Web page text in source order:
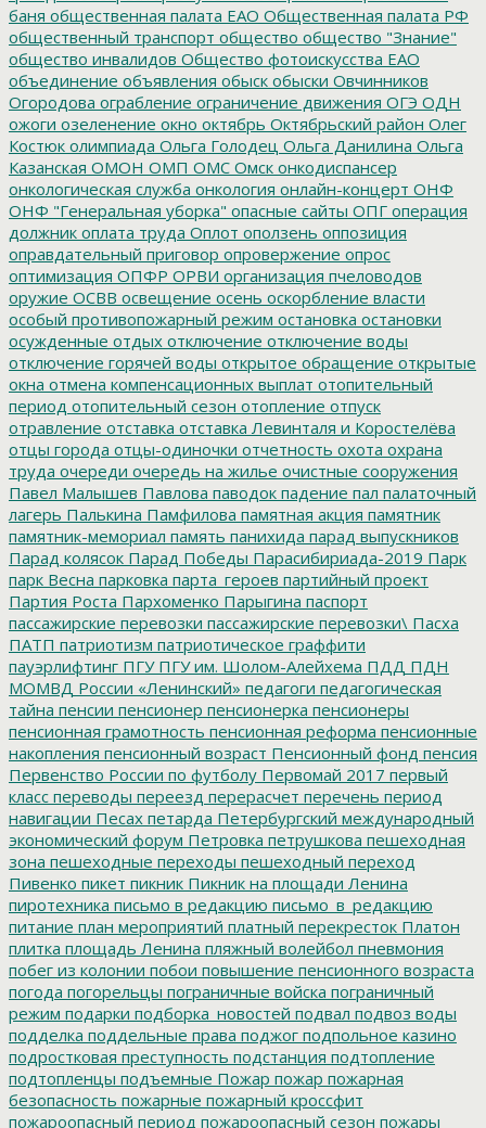
баня общественная палата ЕАО Общественная палата РФ
общественный транспорт общество общество "Знание"
общество инвалидов Общество фотоискусства ЕАО
объединение объявления обыск обыски Овчинников
Огородова ограбление ограничение движения ОГЭ ОДН
ожоги озеленение окно октябрь Октябрьский район Олег
Костюк олимпиада Ольга Голодец Ольга Данилина Ольга
Казанская ОМОН ОМП ОМС Омск онкодиспансер
онкологическая служба онкология онлайн-концерт ОНФ
ОНФ "Генеральная уборка" опасные сайты ОПГ операция
должник оплата труда Оплот оползень оппозиция
оправдательный приговор опровержение опрос
оптимизация ОПФР ОРВИ организация пчеловодов
оружие ОСВВ освещение осень оскорбление власти
особый противопожарный режим остановка остановки
осужденные отдых отключение отключение воды
отключение горячей воды открытое обращение открытые
окна отмена компенсационных выплат отопительный
период отопительный сезон отопление отпуск
отравление отставка отставка Левинталя и Коростелёва
отцы города отцы-одиночки отчетность охота охрана
труда очереди очередь на жилье очистные сооружения
Павел Малышев Павлова паводок падение пал палаточный
лагерь Палькина Памфилова памятная акция памятник
памятник-мемориал память панихида парад выпускников
Парад колясок Парад Победы Парасибириада-2019 Парк
парк Весна парковка парта_героев партийный проект
Партия Роста Пархоменко Парыгина паспорт
пассажирские перевозки пассажирские перевозки\ Пасха
ПАТП патриотизм патриотическое граффити
пауэрлифтинг ПГУПГУ им. Шолом-Алейхема ПДД ПДН
МОМВД России «Ленинский» педагоги педагогическая
тайна пенсии пенсионер пенсионерка пенсионеры
пенсионная грамотность пенсионная реформа пенсионные
накопления пенсионный возраст Пенсионный фонд пенсия
Первенство России по футболу Первомай 2017 первый
класс переводы переезд перерасчет перечень период
навигации Песах петарда Петербургский международный
экономический форум Петровка петрушкова пешеходная
зона пешеходные переходы пешеходный переход
Пивенко пикет пикник Пикник на площади Ленина
пиротехника письмо в редакцию письмо_в_редакцию
питание план мероприятий платный перекресток Платон
плитка площадь Ленина пляжный волейбол пневмония
побег из колонии побои повышение пенсионного возраста
погода погорельцы пограничные войска пограничный
режим подарки подборка_новостей подвал подвоз воды
подделка поддельные права поджог подпольное казино
подростковая преступность подстанция подтопление
подтопленцы подъемные Пожар пожар пожарная
безопасность пожарные пожарный кроссфит
пожароопасный период пожароопасный сезон пожары